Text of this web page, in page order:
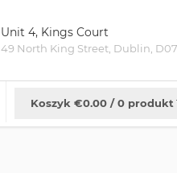
Unit 4, Kings Court
49 North King Street, Dublin, D07
Koszyk €0.00/0 produkt